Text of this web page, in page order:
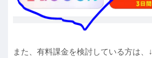
また、有料課金を検討している方は、↓